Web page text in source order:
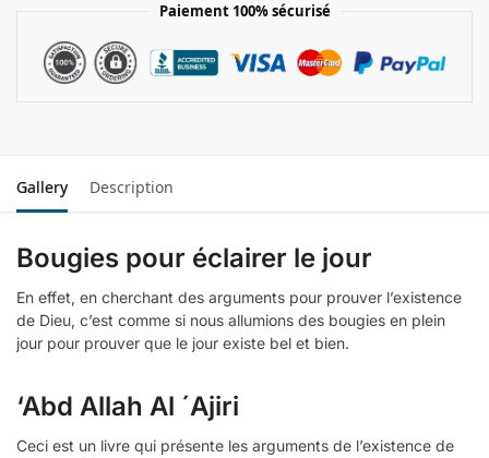
Paiement 100% sécurisé
Gallery Description
Bougies pour éclairer le jour
En effet, en cherchant des arguments pour prouver l’existence
de Dieu, c’est comme si nous allumions des bougies en plein
jour pour prouver que le jour existe bel et bien.
‘Abd Allah Al ´Ajiri
Ceci est un livre qui présente les arguments de l’existence de